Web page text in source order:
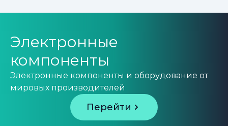
Электронные
компоненты
Электронные компоненты и оборудование от
мировых производителей
Перейти